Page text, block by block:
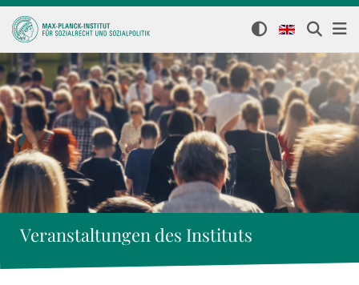
Veranstaltungen des Instituts